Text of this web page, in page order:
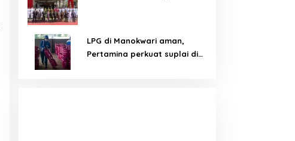
LPG di Manokwari aman,
Pertamina perkuat suplai di